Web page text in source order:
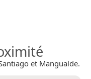
et Mangualde.